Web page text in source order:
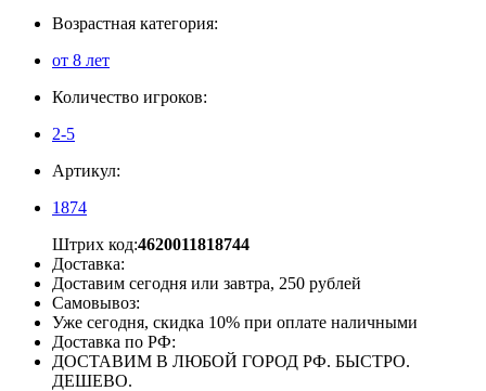
Возрастная категория:
от 8 лет
Количество игроков:
2-5
Артикул:
1874
Штрих код:4620011818744
Доставка:
Доставим сегодня или завтра, 250 рублей
Самовывоз:
Уже сегодня, скидка 10% при оплате наличными
Доставка по РФ:
ДОСТАВИМ В ЛЮБОЙ ГОРОД РФ. БЫСТРО.
ДЕШЕВО.